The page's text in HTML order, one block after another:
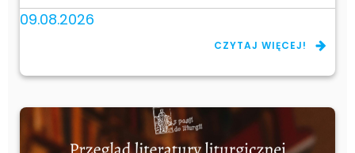
09.08.2026
CZYTAJ WIĘCEJ!